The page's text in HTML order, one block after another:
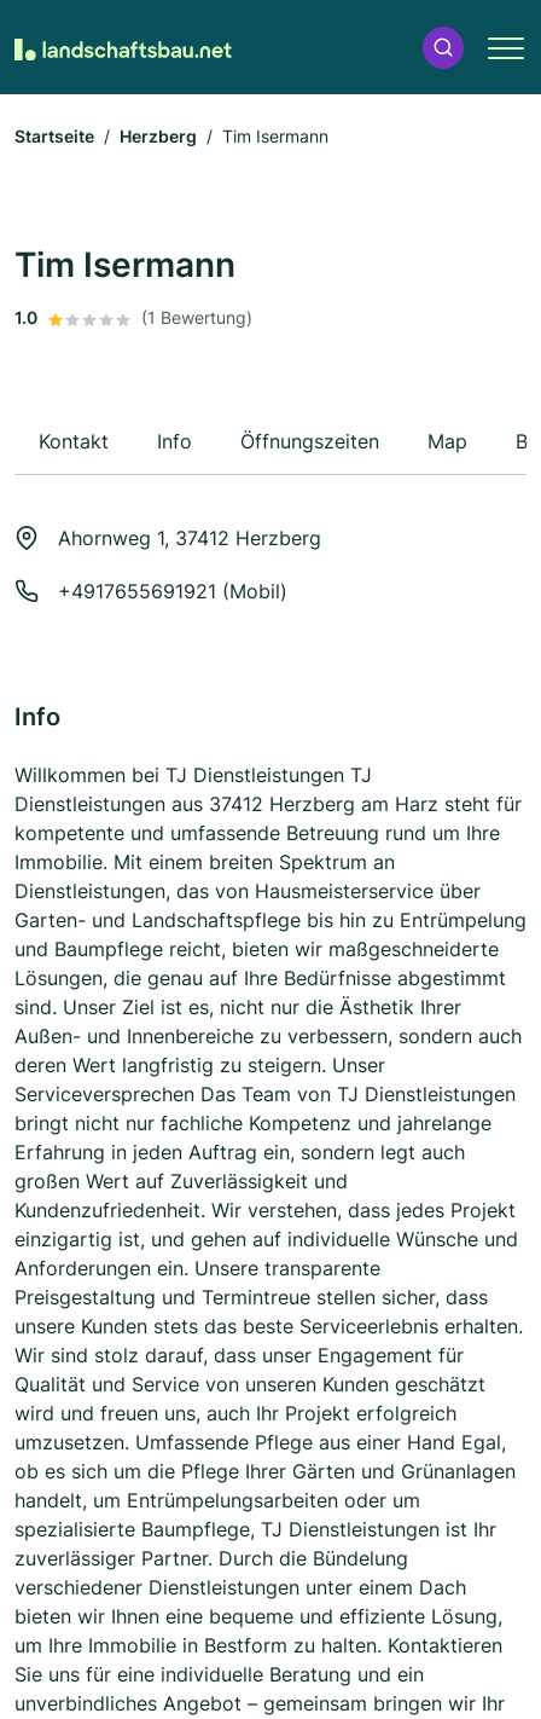
Startseite Herzberg Tim Isermann
Tim Isermann
1.0 (1 Bewertung)
Kontakt Info Öffnungszeiten Map
Ahornweg 1, 37412 Herzberg
+4917655691921 (Mobil)
Info
Willkommen bei TJ Dienstleistungen TJ
Dienstleistungen aus 37412 Herzberg am Harz steht für
kompetente und umfassende Betreuung rund um Ihre
Immobilie. Mit einem breiten Spektrum an
Dienstleistungen, das von Hausmeisterservice über
Garten- und Landschaftspflege bis hin zu Entrümpelung
und Baumpflege reicht, bieten wir maßgeschneiderte
Lösungen, die genau auf Ihre Bedürfnisse abgestimmt
sind. Unser Ziel ist es, nicht nur die Ästhetik Ihrer
Außen- und Innenbereiche zu verbessern, sondern auch
deren Wert langfristig zu steigern. Unser
Serviceversprechen Das Team von TJ Dienstleistungen
bringt nicht nur fachliche Kompetenz und jahrelange
Erfahrung in jeden Auftrag ein, sondern legt auch
großen Wert auf Zuverlässigkeit und
Kundenzufriedenheit. Wir verstehen, dass jedes Projekt
einzigartig ist, und gehen auf individuelle Wünsche und
Anforderungen ein. Unsere transparente
Preisgestaltung und Termintreue stellen sicher, dass
unsere Kunden stets das beste Serviceerlebnis erhalten.
Wir sind stolz darauf, dass unser Engagement für
Qualität und Service von unseren Kunden geschätzt
wird und freuen uns, auch Ihr Projekt erfolgreich
umzusetzen. Umfassende Pflege aus einer Hand Egal,
ob es sich um die Pflege Ihrer Gärten und Grünanlagen
handelt, um Entrümpelungsarbeiten oder um
spezialisierte Baumpflege, TJ Dienstleistungen ist Ihr
zuverlässiger Partner. Durch die Bündelung
verschiedener Dienstleistungen unter einem Dach
bieten wir Ihnen eine bequeme und effiziente Lösung,
um Ihre Immobilie in Bestform zu halten. Kontaktieren
Sie uns für eine individuelle Beratung und ein
unverbindliches Angebot – gemeinsam bringen wir Ihr